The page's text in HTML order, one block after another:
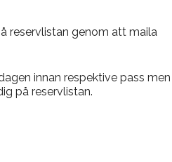
reservlistan genom att maila
innan respektive pass men
på reservlistan.